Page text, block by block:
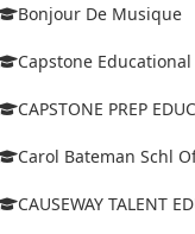
Bonjour De Musique
Capstone
CAPSTONE PREP
Carol Bateman Schl
CAUSEWAY TALENT